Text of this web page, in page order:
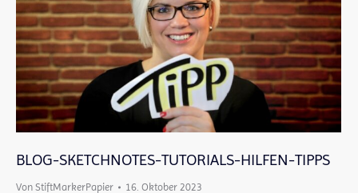
BLOG-SKETCHNOTES-TUTORIALS-HILFEN-TIPPS
Von StiftMarkerPapier 16. Oktober 2023